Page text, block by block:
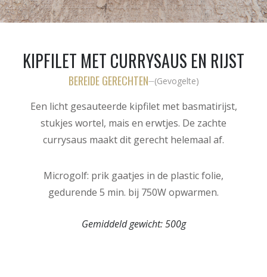
KIPFILET MET CURRYSAUS EN RIJST
BEREIDE GERECHTEN—(Gevogelte)
Een licht gesauteerde kipfilet met basmatirijst,
stukjes wortel, mais en erwtjes. De zachte
currysaus maakt dit gerecht helemaal af.
Microgolf: prik gaatjes in de plastic folie,
gedurende 5 min. bij 750W opwarmen.
Gemiddeld gewicht:500g